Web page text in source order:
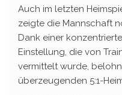
Auch im letzten
zeigte die Mannschaft
Dank einer
Einstellung, die von
vermittelt wurde,
überzeugenden 5:1-